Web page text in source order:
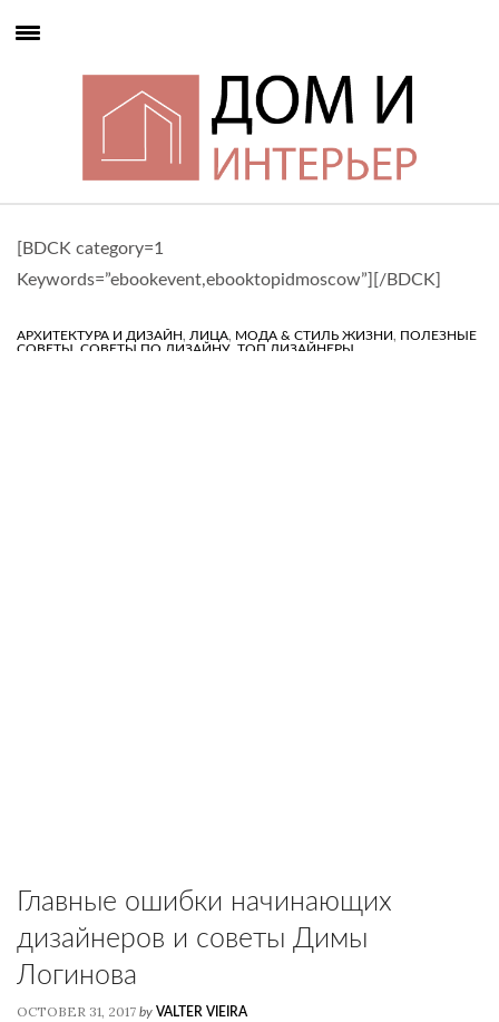
[BDCK category=1
Keywords=”ebookevent,ebooktopidmoscow”][/BDCK]
АРХИТЕКТУРА И ДИЗАЙН, ЛИЦА, МОДА & СТИЛЬ ЖИЗНИ, ПОЛЕЗНЫЕ
СОВЕТЫ СОВЕТЫ ПО ДИЗАЙНУ ТОП ДИЗАЙНЕРЫ
Главные ошибки начинающих
дизайнеров и советы Димы
Логинова
OCTOBER 31, 2017 by VALTER VIEIRA